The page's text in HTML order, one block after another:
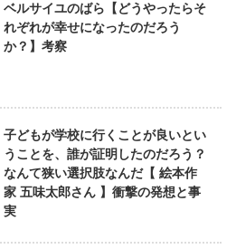
ベルサイユのばら【どうやったらそ
れぞれが幸せになったのだろう
か？】考察
子どもが学校に行くことが良いとい
うことを、誰が証明したのだろう？
なんて狭い選択肢なんだ【 絵本作
家 五味太郎さん 】衝撃の発想と事
実